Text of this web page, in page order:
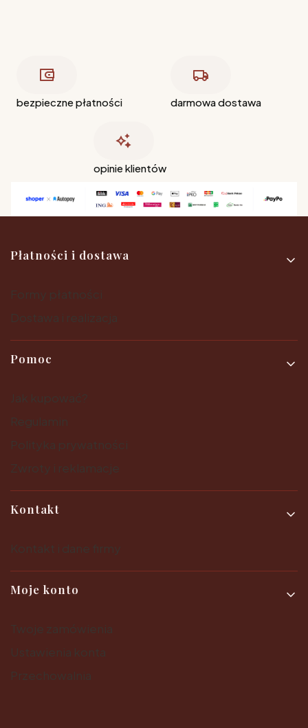
bezpieczne płatności darmowa dostawa
opinie klientów
Linki w stopce
Płatności i dostawa
Pomoc
Kontakt
Moje konto